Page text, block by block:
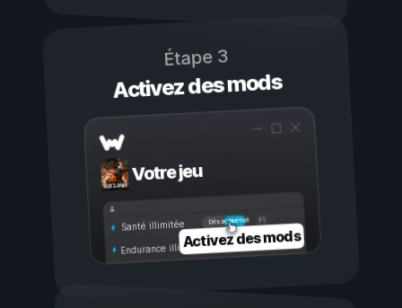
Étape 3
Activez des mods
Votre jeu
Activé
Désactivé
Santé illimitée
Endurance illimitéeActivez des mods